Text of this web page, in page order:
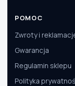
POMOC
Zwroty i
Gwarancja
Regulamin sklepu
Polityka